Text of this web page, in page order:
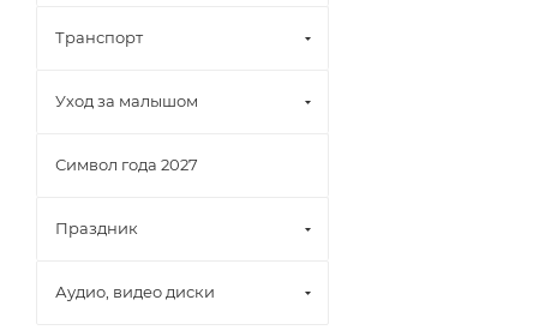
Транспорт
Уход за малышом
Символ года 2027
Праздник
Аудио, видео диски